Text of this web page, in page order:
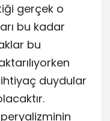
gerçek o
bu kadar
bu
duydular